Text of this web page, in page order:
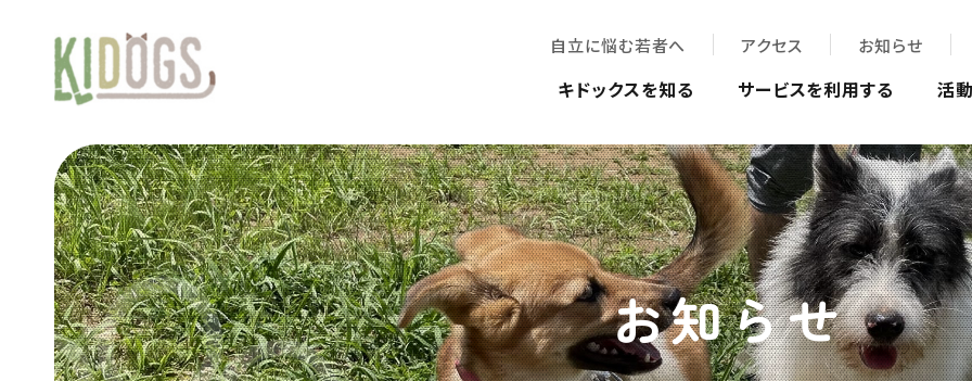
自立に悩む若者へ アクセス お知らせ
キドックスを知る サービスを利用する 活
お知らせ